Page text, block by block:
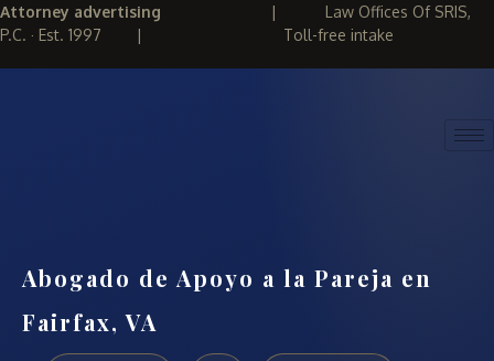
Attorney advertising | Law Offices Of SRIS,
P.C. · Est. 1997 | Toll-free intake
Abogado de Apoyo a la Pareja en
Fairfax, VA